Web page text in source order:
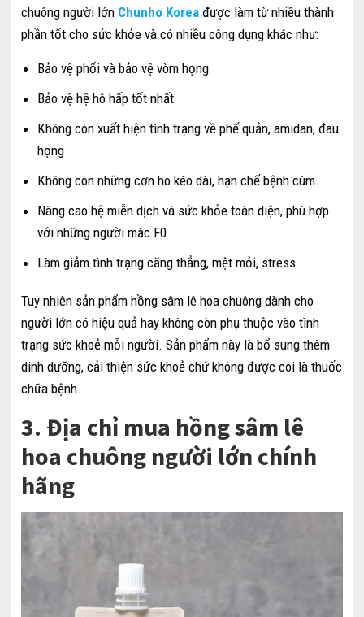
chuông người lớn Chunho Korea được làm từ nhiều thành
phần tốt cho sức khỏe và có nhiều công dụng khác như:
Bảo vệ phổi và bảo vệ vòm họng
Bảo vệ hệ hô hấp tốt nhất
Không còn xuất hiện tình trạng về phế quản, amidan, đau
họng
Không còn những cơn ho kéo dài, hạn chế bệnh cúm.
Nâng cao hệ miễn dịch và sức khỏe toàn diện, phù hợp
với những người mắc F0
Làm giảm tình trạng căng thẳng, mệt mỏi, stress.
Tuy nhiên sản phẩm hồng sâm lê hoa chuông dành cho
người lớn có hiệu quả hay không còn phụ thuộc vào tình
trạng sức khoẻ mỗi người. Sản phẩm này là bổ sung thêm
dinh dưỡng, cải thiện sức khoẻ chứ không được coi là thuốc
chữa bệnh.
3. Địa chỉ mua hồng sâm lê
hoa chuông người lớn chính
hãng